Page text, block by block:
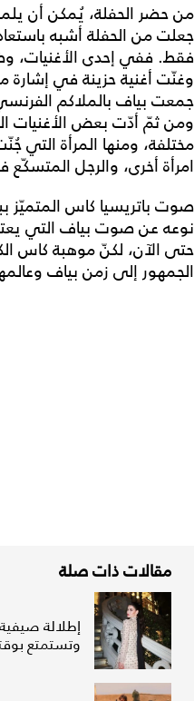
من حضر الحفلة، يُمكن أن
جعلت من الحفلة أشبه
فقط. ففي إحدى الأغنيات،
وغنّت أغنية حزينة في إشارة
جمعت بياف بالملاكم
ومن ثمّ أدّت بعض الأغنيات
مختلفة، ومنها المرأة التي
امرأة أخرى، والرجل
صوت باتريسيا كاس المتميّز
نوعه عن صوت بياف التي
حتى الآن، لكنّ موهبة كاس
الجمهور إلى زمن بياف
مقالات ذات صلة
إطلالة
وتستمتع